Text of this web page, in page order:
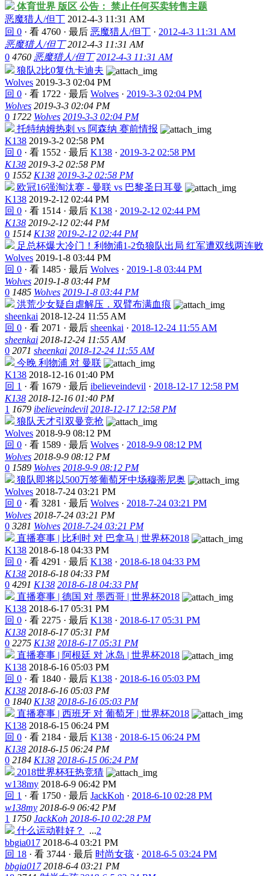
体育世界 版区 公告： 禁止任何买卖转售主题
恶魔猎人/但丁 2012-4-3 11:31 AM
回 0 · 看 4760 · 最后 恶魔猎人/但丁 · 2012-4-3 11:31 AM
恶魔猎人/但丁 2012-4-3 11:31 AM
0 4760 恶魔猎人/但丁 2012-4-3 11:31 AM
狼队2比0复仇卡迪夫
Wolves 2019-3-3 02:04 PM
回 0 · 看 1722 · 最后 Wolves · 2019-3-3 02:04 PM
Wolves 2019-3-3 02:04 PM
0 1722 Wolves 2019-3-3 02:04 PM
托特纳姆热刺 vs 阿森纳 赛前情报
K138 2019-3-2 02:58 PM
回 0 · 看 1552 · 最后 K138 · 2019-3-2 02:58 PM
K138 2019-3-2 02:58 PM
0 1552 K138 2019-3-2 02:58 PM
欧冠16强淘汰赛 - 曼联 vs 巴黎圣日耳曼
K138 2019-2-12 02:44 PM
回 0 · 看 1514 · 最后 K138 · 2019-2-12 02:44 PM
K138 2019-2-12 02:44 PM
0 1514 K138 2019-2-12 02:44 PM
足总杯爆大冷门！利物浦1-2负狼队出局 红军遭双线两连败
Wolves 2019-1-8 03:44 PM
回 0 · 看 1485 · 最后 Wolves · 2019-1-8 03:44 PM
Wolves 2019-1-8 03:44 PM
0 1485 Wolves 2019-1-8 03:44 PM
洪荒少女疑自虐解压．双臂布满血痕
sheenkai 2018-12-24 11:55 AM
回 0 · 看 2071 · 最后 sheenkai · 2018-12-24 11:55 AM
sheenkai 2018-12-24 11:55 AM
0 2071 sheenkai 2018-12-24 11:55 AM
今晚 利物浦 对 曼联
K138 2018-12-16 01:40 PM
回 1 · 看 1679 · 最后 ibelieveindevil · 2018-12-17 12:58 PM
K138 2018-12-16 01:40 PM
1 1679 ibelieveindevil 2018-12-17 12:58 PM
狼队天才引双曼竞抢
Wolves 2018-9-9 08:12 PM
回 0 · 看 1589 · 最后 Wolves · 2018-9-9 08:12 PM
Wolves 2018-9-9 08:12 PM
0 1589 Wolves 2018-9-9 08:12 PM
狼队即将以500万签葡萄牙中场穆蒂尼奥
Wolves 2018-7-24 03:21 PM
回 0 · 看 3281 · 最后 Wolves · 2018-7-24 03:21 PM
Wolves 2018-7-24 03:21 PM
0 3281 Wolves 2018-7-24 03:21 PM
直播赛事 | 比利时 对 巴拿马 | 世界杯2018
K138 2018-6-18 04:33 PM
回 0 · 看 4291 · 最后 K138 · 2018-6-18 04:33 PM
K138 2018-6-18 04:33 PM
0 4291 K138 2018-6-18 04:33 PM
直播赛事 | 德国 对 墨西哥 | 世界杯2018
K138 2018-6-17 05:31 PM
回 0 · 看 2275 · 最后 K138 · 2018-6-17 05:31 PM
K138 2018-6-17 05:31 PM
0 2275 K138 2018-6-17 05:31 PM
直播赛事 | 阿根廷 对 冰岛 | 世界杯2018
K138 2018-6-16 05:03 PM
回 0 · 看 1840 · 最后 K138 · 2018-6-16 05:03 PM
K138 2018-6-16 05:03 PM
0 1840 K138 2018-6-16 05:03 PM
直播赛事 | 西班牙 对 葡萄牙 | 世界杯2018
K138 2018-6-15 06:24 PM
回 0 · 看 2184 · 最后 K138 · 2018-6-15 06:24 PM
K138 2018-6-15 06:24 PM
0 2184 K138 2018-6-15 06:24 PM
2018世界杯狂热竞猜
w138my 2018-6-9 06:42 PM
回 1 · 看 1750 · 最后 JackKoh · 2018-6-10 02:28 PM
w138my 2018-6-9 06:42 PM
1 1750 JackKoh 2018-6-10 02:28 PM
什么运动鞋好？
...2
bbgia017 2018-6-4 03:21 PM
回 18 · 看 3744 · 最后 时尚女孩 · 2018-6-5 03:24 PM
bbgia017 2018-6-4 03:21 PM